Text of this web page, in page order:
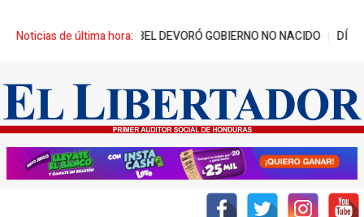
Noticias de última hora:
DEVORÓ GOBIERNO NO NACIDO DÍA DEL GATO, CONOZCA LOS